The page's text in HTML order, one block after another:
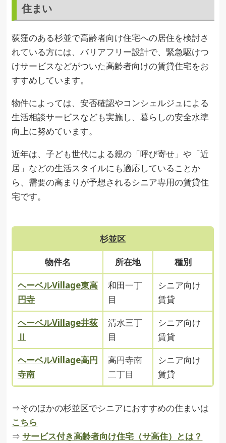
住まい
荻窪のある杉並で高齢者向け住宅への居住を検討さ
れている方には、バリアフリー設計で、緊急駆けつ
けサービスなどがついた高齢者向けの賃貸住宅をお
すすめしています。
物件によっては、安否確認やコンシェルジュによる
生活相談サービスなども実施し、暮らしの安全水準
向上に努めています。
近年は、子ども世代による親の「呼び寄せ」や「近
居」などの生活スタイルにも適応していることか
ら、需要の高まりが予想されるシニア専用の賃貸住
宅です。
杉並区
物件名
所在地
種別
ヘーベルVillage東高
円寺
和田一丁
目
シニア向け
賃貸
ヘーベルVillage井荻
Ⅱ
清水三丁
目
シニア向け
賃貸
ヘーベルVillage高円
寺南
高円寺南
二丁目
シニア向け
賃貸
⇒そのほかの杉並区でシニアにおすすめの住まいは
こちら
⇒サービス付き高齢者向け住宅（サ高住）とは？